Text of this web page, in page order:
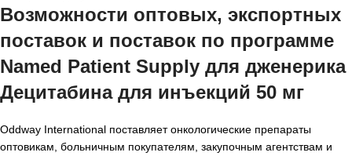
Возможности оптовых, экспортных
поставок и поставок по программе
Named Patient Supply для дженерика
Децитабина для инъекций 50 мг
Oddway International поставляет онкологические препараты
оптовикам, больничным покупателям, закупочным агентствам и